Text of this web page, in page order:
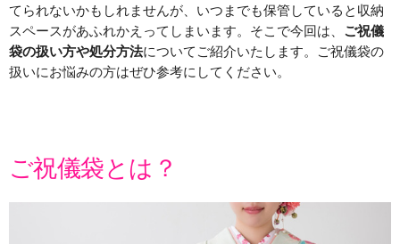
てられないかもしれませんが、いつまでも保管していると収納
スペースがあふれかえってしまいます。そこで今回は、 ご祝儀
袋の扱い方や処分方法についてご紹介いたします。ご祝儀袋の
扱いにお悩みの方はぜひ参考にしてください。
ご祝儀袋とは？